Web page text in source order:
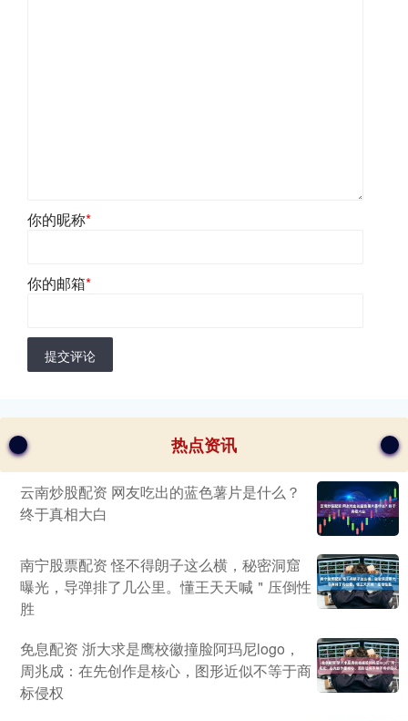
你的昵称*
你的邮箱*
提交评论
热点资讯
云南炒股配资 网友吃出的蓝色薯片是什么？
终于真相大白
南宁股票配资 怪不得朗子这么横，秘密洞窟
曝光，导弹排了几公里。懂王天天喊＂压倒性
胜
免息配资 浙大求是鹰校徽撞脸阿玛尼logo，
周兆成：在先创作是核心，图形近似不等于商
标侵权